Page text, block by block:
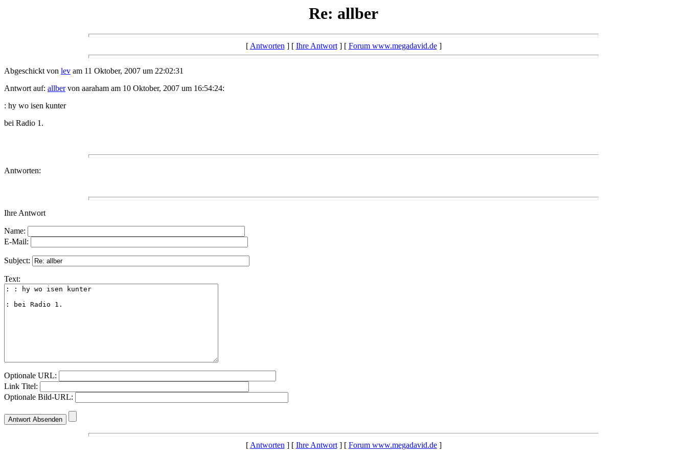
Re: allber
[Antworten] [ Ihre Antwort] [ Forum www.megadavid.de]
Abgeschickt von lev am 11 Oktober, 2007 um 22:02:31
Antwort auf: allbervon aaraham am 10 Oktober, 2007 um 16:54:24:
: hy wo isen kunter
bei Radio 1.
Antworten:
Ihre Antwort
Name:
E-Mail:
Subject:
Text:
Optionale URL:
Link Titel:
Optionale Bild-URL:
[Antworten] [ Ihre Antwort] [ Forum www.megadavid.de]